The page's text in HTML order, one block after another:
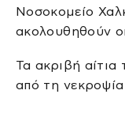
Νοσοκομείο
ακολουθηθούν
Τα ακριβή
από τη